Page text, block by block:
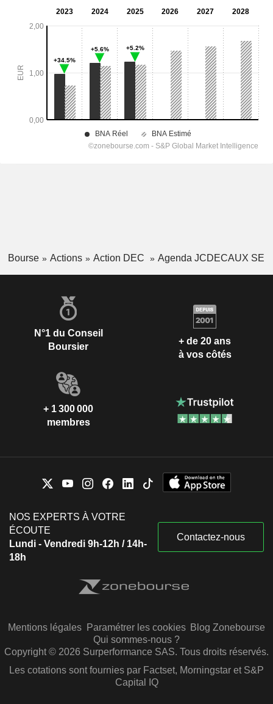
Bourse Actions Action DEC Agenda JCDECAUX SE
N°1 du Conseil
Boursier
+ de 20 ans
à vos côtés
+ 1 300 000
membres
NOS EXPERTS À VOTRE
ÉCOUTE
Lundi - Vendredi 9h-12h / 14h-
18h
Contactez-nous
Mentions légales Paramétrer les cookies Blog Zonebourse
Qui sommes-nous ?
Copyright © 2026 Surperformance SAS. Tous droits réservés.
Les cotations sont fournies par Factset, Morningstar et S&P
Capital IQ